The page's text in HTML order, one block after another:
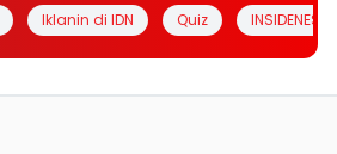
Iklanin di IDN Quiz INSIDENESIA